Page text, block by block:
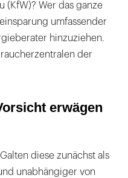
(KfW)? Wer das ganze
umfassender
hinzuziehen.
der
erwägen
diese zunächst als
unabhängiger von